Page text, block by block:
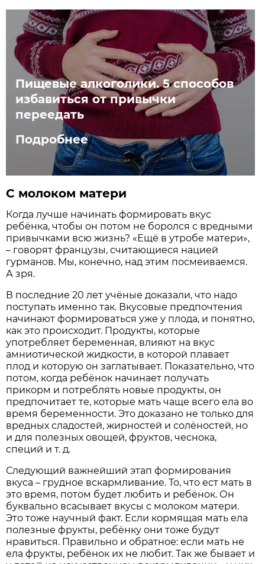
Пищевые алкоголики. 5 способов
избавиться от привычки
переедать
Подробнее
С молоком матери
Когда лучше начинать формировать вкус
ребёнка, чтобы он потом не боролся с вредными
привычками всю жизнь? «Ещё в утробе матери»,
– говорят французы, считающиеся нацией
гурманов. Мы, конечно, над этим посмеиваемся.
А зря.
В последние 20 лет учёные доказали, что надо
поступать именно так. Вкусовые предпочтения
начинают формироваться уже у плода, и понятно,
как это происходит. Продукты, которые
употребляет беременная, влияют на вкус
амниотической жидкости, в которой плавает
плод и которую он заглатывает. Показательно, что
потом, когда ребёнок начинает получать
прикорм и потреблять новые продукты, он
предпочитает те, которые мать чаще всего ела во
время беременности. Это доказано не только для
вредных сладостей, жирностей и солёно­стей, но
и для полезных овощей, фруктов, чеснока,
специй и т. д.
Следующий важнейший этап формирования
вкуса – грудное вскармливание. То, что ест мать в
это время, потом будет любить и ребёнок. Он
буквально всасывает вкусы с молоком матери.
Это тоже научный факт. Если кормящая мать ела
полезные фрукты, ребёнку они тоже будут
нравиться. Правильно и обратное: если мать не
ела фрукты, ребёнок их не любит. Так же бывает и